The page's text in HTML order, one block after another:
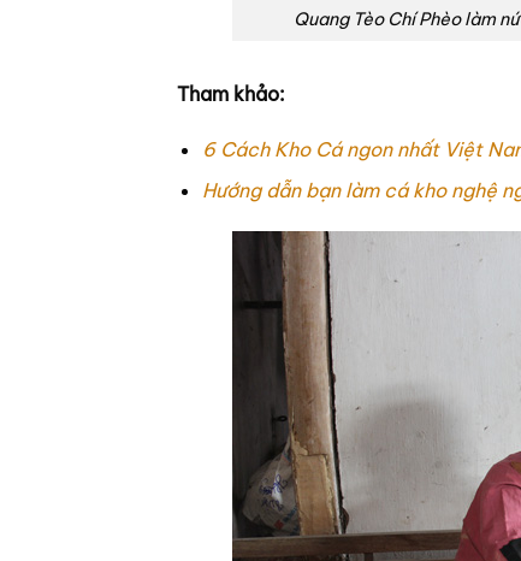
Quang Tèo Chí Phèo làm
Tham khảo:
6 Cách Kho Cá ngon nhất Việt
Hướng dẫn bạn làm cá kho nghệ